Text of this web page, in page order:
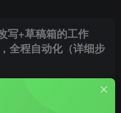
写+草稿箱的工作
全程自动化（详细步
私信